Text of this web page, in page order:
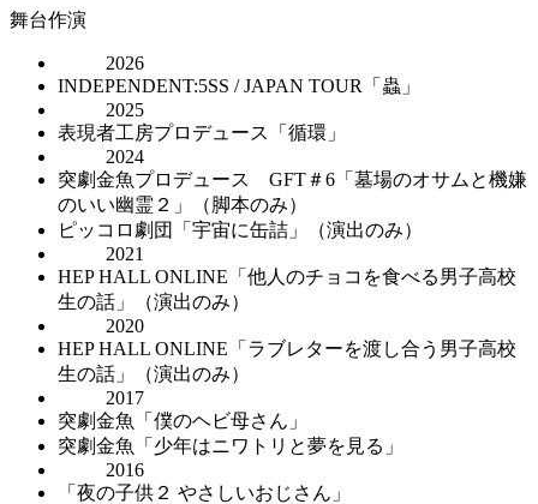
舞台作演
2026
INDEPENDENT:5SS / JAPAN TOUR「蟲」
2025
表現者工房プロデュース「循環」
2024
突劇金魚プロデュース GFT＃6「墓場のオサムと機嫌
のいい幽霊２」（脚本のみ）
ピッコロ劇団「宇宙に缶詰」（演出のみ）
2021
HEP HALL ONLINE「他人のチョコを食べる男子高校
生の話」（演出のみ）
2020
HEP HALL ONLINE「ラブレターを渡し合う男子高校
生の話」（演出のみ）
2017
突劇金魚「僕のヘビ母さん」
突劇金魚「少年はニワトリと夢を見る」
2016
「夜の子供２ やさしいおじさん」